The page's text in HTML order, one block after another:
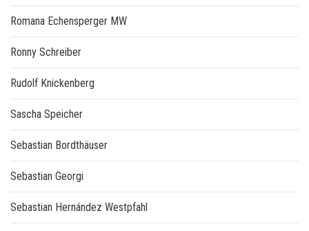
Romana Echensperger MW
Ronny Schreiber
Rudolf Knickenberg
Sascha Speicher
Sebastian Bordthäuser
Sebastian Georgi
Sebastian Hernández Westpfahl